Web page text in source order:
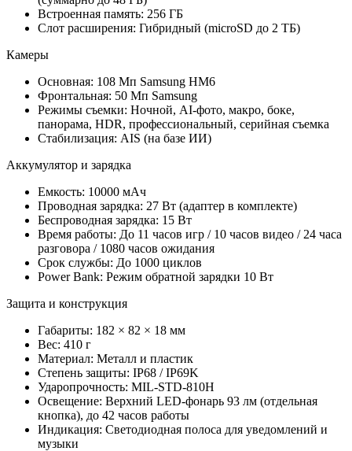
Встроенная память: 256 ГБ
Слот расширения: Гибридный (microSD до 2 ТБ)
Камеры
Основная: 108 Мп Samsung HM6
Фронтальная: 50 Мп Samsung
Режимы съемки: Ночной, AI-фото, макро, боке,
панорама, HDR, профессиональный, серийная съемка
Стабилизация: AIS (на базе ИИ)
Аккумулятор и зарядка
Емкость: 10000 мАч
Проводная зарядка: 27 Вт (адаптер в комплекте)
Беспроводная зарядка: 15 Вт
Время работы: До 11 часов игр / 10 часов видео / 24 часа
разговора / 1080 часов ожидания
Срок службы: До 1000 циклов
Power Bank: Режим обратной зарядки 10 Вт
Защита и конструкция
Габариты: 182 × 82 × 18 мм
Вес: 410 г
Материал: Металл и пластик
Степень защиты: IP68 / IP69K
Ударопрочность: MIL-STD-810H
Освещение: Верхний LED-фонарь 93 лм (отдельная
кнопка), до 42 часов работы
Индикация: Светодиодная полоса для уведомлений и
музыки